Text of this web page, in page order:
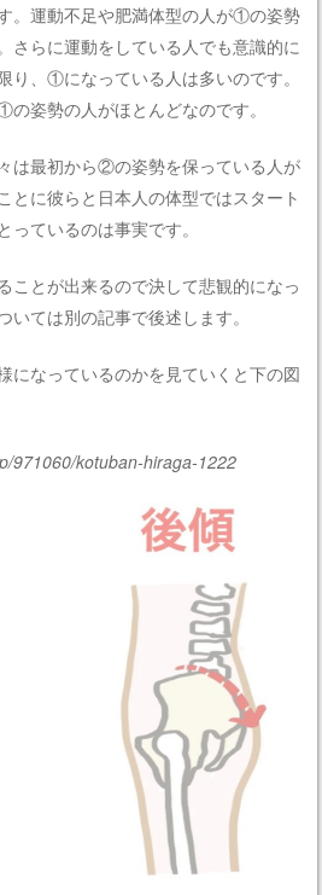
。運動不足や肥満体型の人が①の姿勢
さらに運動をしている人でも意識的に
り、①になっている人は多いのです。
姿勢の人がほとんどなのです。
は最初から②の姿勢を保っている人が
とに彼らと日本人の体型ではスタート
ているのは事実です。
ことが出来るので決して悲観的になっ
ては別の記事で後述します。
になっているのかを見ていくと下の図
971060/kotuban-hiraga-1222